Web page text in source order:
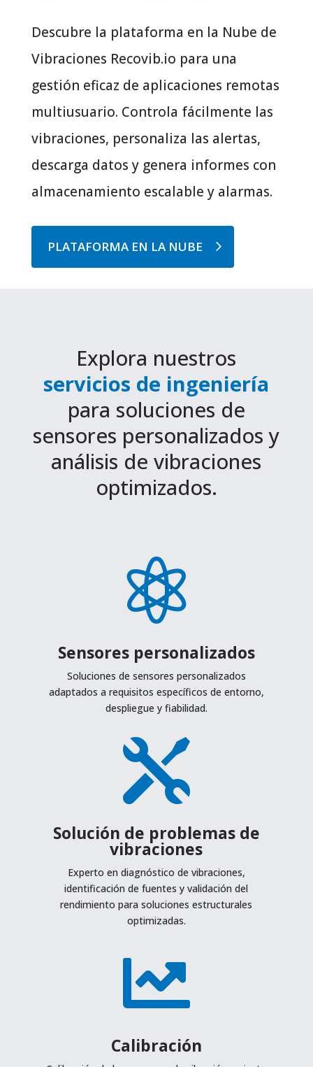
Descubre la plataforma en la Nube de
Vibraciones Recovib.io para una
gestión eficaz de aplicaciones remotas
multiusuario. Controla fácilmente las
vibraciones, personaliza las alertas,
descarga datos y genera informes con
almacenamiento escalable y alarmas.
PLATAFORMA EN LA NUBE
Explora nuestros
servicios de ingeniería
para soluciones de
sensores personalizados y
análisis de vibraciones
optimizados.

Sensores personalizados
Soluciones de sensores personalizados
adaptados a requisitos específicos de entorno,
despliegue y fiabilidad.

Solución de problemas de
vibraciones
Experto en diagnóstico de vibraciones,
identificación de fuentes y validación del
rendimiento para soluciones estructurales
optimizadas.

Calibración